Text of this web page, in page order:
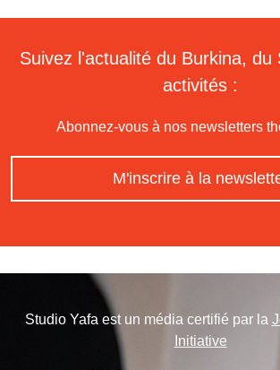
Suivez l'actualité du Burkina, du
activités :
Abonnez-vous à nos newsletters
M'inscrire à la
Studio Yafa est un média certifié par la
Initiative